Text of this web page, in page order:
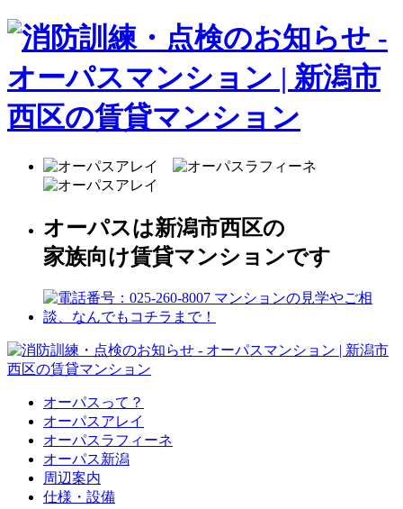
オーパスは新潟市西区の
家族向け賃貸マンションです
オーパスって？
オーパスアレイ
オーパスラフィーネ
オーパス新潟
周辺案内
仕様・設備